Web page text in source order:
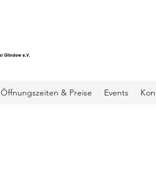
Öffnungszeiten & Preise Events